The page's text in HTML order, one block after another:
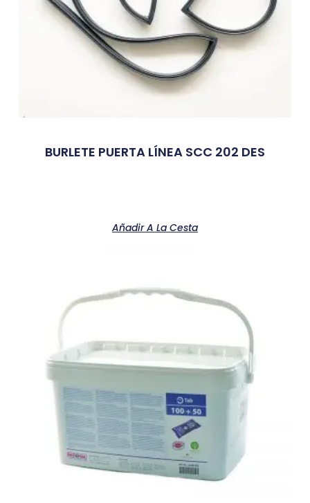
BURLETE PUERTA LÍNEA SCC 202 DES
Añadir A La Cesta